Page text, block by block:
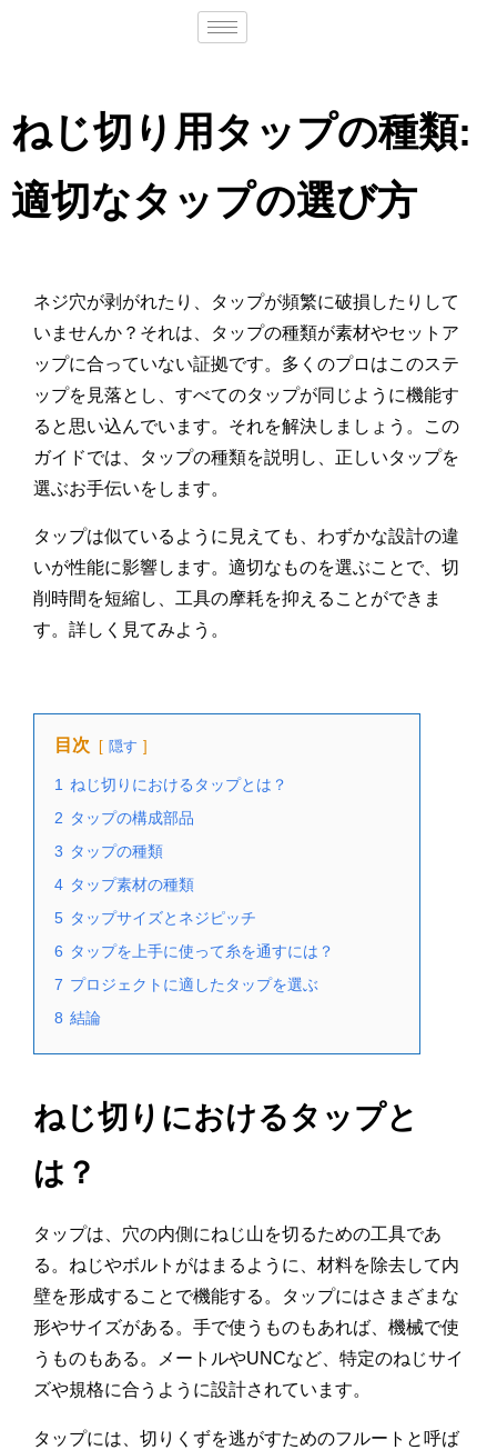
ねじ切り用タップの種類:
適切なタップの選び方
ネジ穴が剥がれたり、タップが頻繁に破損したりして
いませんか？それは、タップの種類が素材やセットア
ップに合っていない証拠です。多くのプロはこのステ
ップを見落とし、すべてのタップが同じように機能す
ると思い込んでいます。それを解決しましょう。この
ガイドでは、タップの種類を説明し、正しいタップを
選ぶお手伝いをします。
タップは似ているように見えても、わずかな設計の違
いが性能に影響します。適切なものを選ぶことで、切
削時間を短縮し、工具の摩耗を抑えることができま
す。詳しく見てみよう。
目次 隠す
1
ねじ切りにおけるタップとは？
2 タップの構成部品
3 タップの種類
4 タップ素材の種類
5 タップサイズとネジピッチ
6 タップを上手に使って糸を通すには？
7 プロジェクトに適したタップを選ぶ
8 結論
ねじ切りにおけるタップと
は？
タップは、穴の内側にねじ山を切るための工具であ
る。ねじやボルトがはまるように、材料を除去して内
壁を形成することで機能する。タップにはさまざまな
形やサイズがある。手で使うものもあれば、機械で使
うものもある。メートルやUNCなど、特定のねじサイ
ズや規格に合うように設計されています。
タップには、切りくずを逃がすためのフルートと呼ば